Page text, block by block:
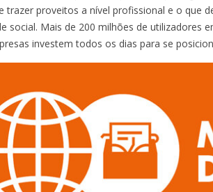
trazer proveitos a nível profissional e o que
social. Mais de 200 milhões de
investem todos os dias para se